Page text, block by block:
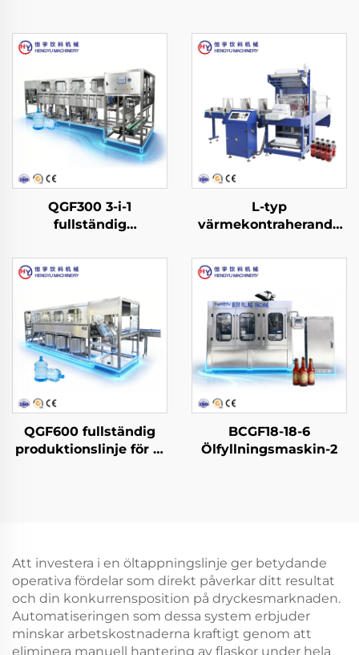
QGF300 3-i-1
fullständig
fatvatten
L-typ
värmekontraherande
QGF600 fullständig
produktionslinje för 3-
BCGF18-18-6
Ölfyllningsmaskin-2
Att investera i en öltappningslinje ger betydande
operativa fördelar som direkt påverkar ditt resultat
och din konkurrensposition på dryckesmarknaden.
Automatiseringen som dessa system erbjuder
minskar arbetskostnaderna kraftigt genom att
eliminera manuell hantering av flaskor under hela